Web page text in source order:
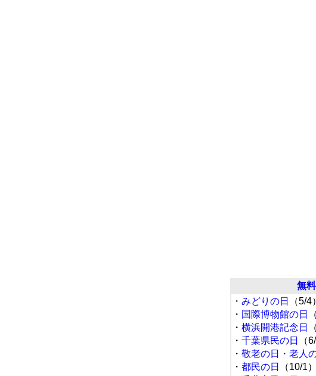
無
・ みどりの日
（5/4）
・ 国際博物館の日
・ 横浜開港記念日
・ 千葉県民の日
（
・ 敬老の日・老人
・ 都民の日
（10/1）